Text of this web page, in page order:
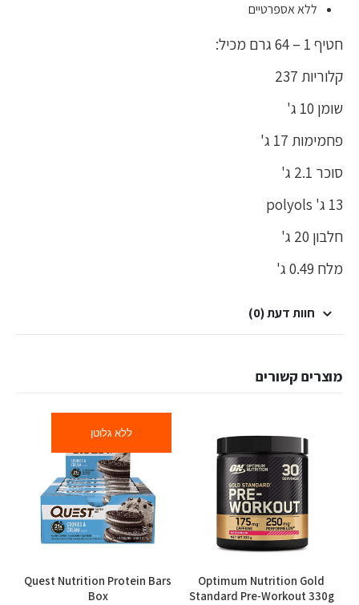
ללא אספרטיים
חטיף 1 – 64 גרם מכיל:
קלוריות 237
שומן 10 ג'
פחמימות 17 ג'
סוכר 2.1 ג'
13 ג' polyols
חלבון 20 ג'
מלח 0.49 ג'
חוות דעת (0)
מוצרים קשורים
Optimum Nutrition Gold
Standard Pre-Workout 330g
ללא גלוטן
Quest Nutrition Protein Bars
Box